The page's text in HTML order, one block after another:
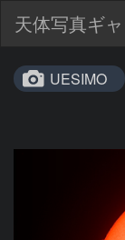
天体写真ギ
UESIMO